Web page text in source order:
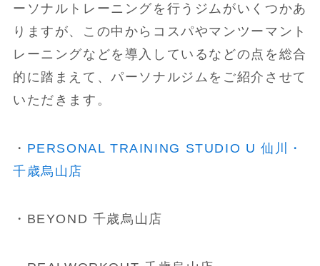
ーソナルトレーニングを行うジムがいくつかあ
りますが、この中からコスパやマンツーマント
レーニングなどを導入しているなどの点を総合
的に踏まえて、パーソナルジムをご紹介させて
いただきます。
・ PERSONAL TRAINING STUDIO U 仙川・
千歳烏山店
・BEYOND 千歳烏山店